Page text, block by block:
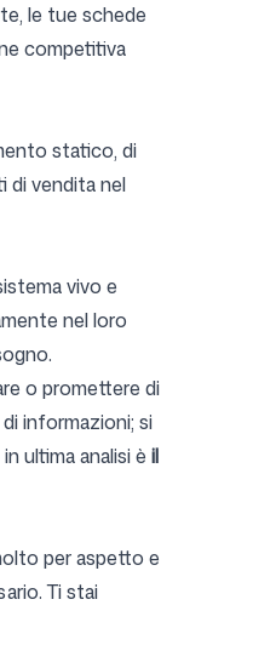
le tue schede
competitiva
statico, di
di vendita nel
vivo e
nel loro
o promettere di
informazioni; si
ultima analisi è il
per aspetto e
Ti stai